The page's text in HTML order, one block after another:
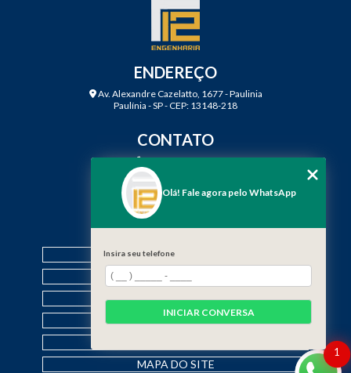
ENDEREÇO
Av. Alexandre Cazelatto, 1677 - Paulinia
Paulínia - SP - CEP: 13148-218
CONTATO
(19) 3888-2923
(19) 99968-7979
contato@f12engenharia.com.br
MENU
HOME
QUEM SOMOS
SERVIÇOS
CONTATO
MAPA DO SITE
1
Olá! Fale agora pelo WhatsApp
Insira seu telefone
INICIAR CONVERSA